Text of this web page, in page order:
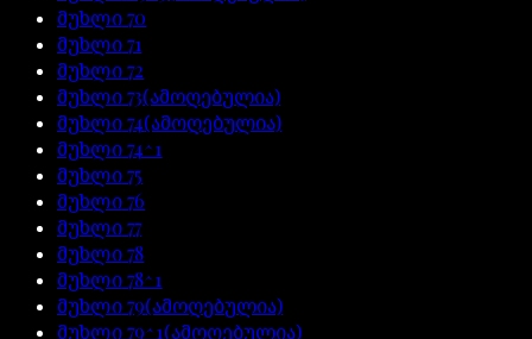
მუხლი70
მუხლი71
მუხლი72
მუხლი73(ამოღებულია)
მუხლი74(ამოღებულია)
მუხლი74^1
მუხლი75
მუხლი76
მუხლი77
მუხლი78
მუხლი78^1
მუხლი79(ამოღებულია)
მუხლი79^1(ამოღებულია)